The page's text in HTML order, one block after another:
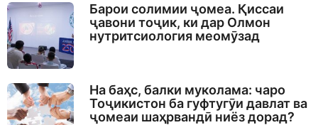
Барои солимии ҷомеа. Қиссаи
ҷавони тоҷик, ки дар Олмон
нутритсиология меомӯзад
На баҳс, балки муколама: чаро
Тоҷикистон ба гуфтугӯи давлат ва
ҷомеаи шаҳрвандӣ ниёз дорад?